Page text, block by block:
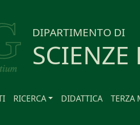
DIPARTIMENTO DI
SCIENZE
RICERCA DIDATTICA TERZA